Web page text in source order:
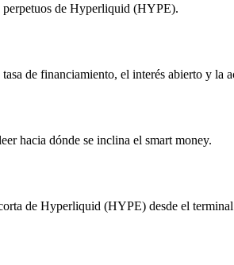
perpetuos de Hyperliquid (HYPE).
de financiamiento, el interés abierto y
hacia dónde se inclina el smart money.
de Hyperliquid (HYPE) desde el